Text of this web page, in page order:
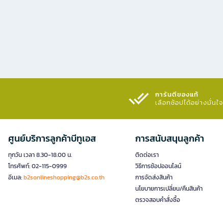
การันตีของแท้
เลือกช้อปได้อย่างมั่นใจ​
ศูนย์บริการลูกค้าบีทูเอส
ทุกวัน เวลา 8.30-18.00 น.
โทรศัพท์: 02-115-0999
อีเมล:b2sonlineshopping@b2s.co.th
การสนับสนุนลูกค้า
ติดต่อเรา
วิธีการช้อปออนไลน์
การจัดส่งสินค้า
นโยบายการเปลี่ยน/คืนสินค้า
ตรวจสอบคำสั่งซื้อ